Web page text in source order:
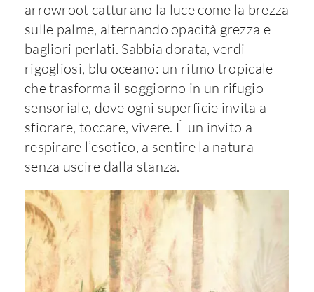
arrowroot catturano la luce come la brezza
sulle palme, alternando opacità grezza e
bagliori perlati. Sabbia dorata, verdi
rigogliosi, blu oceano: un ritmo tropicale
che trasforma il soggiorno in un rifugio
sensoriale, dove ogni superficie invita a
sfiorare, toccare, vivere. È un invito a
respirare l’esotico, a sentire la natura
senza uscire dalla stanza.